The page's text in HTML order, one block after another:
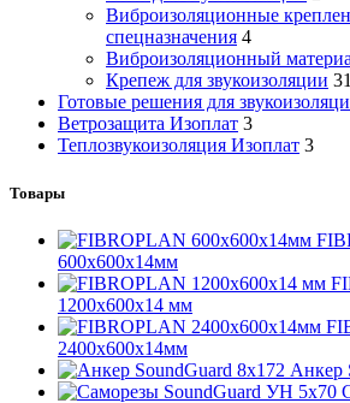
Виброизоляционные
спецназначения 4
Виброизоляционный
Крепеж для звукоизоляции 31
Готовые решения для
Ветрозащита Изоплат 3
Теплозвукоизоляция Изоплат 3
Товары
600х600х14мм
1200х600х14 мм
2400х600х14мм
Анкер